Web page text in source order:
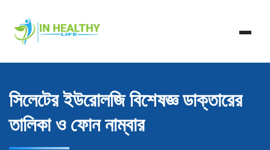
content
In Healthy Life
In Healthy Life, Healthy Life, Health Life, Doctor List,
Doctor Listing
সিলেটের ইউরোলজি বিশেষজ্ঞ ডাক্তারের
তালিকা ও ফোন নাম্বার